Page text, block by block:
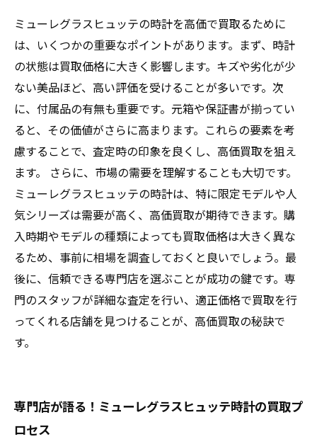
ミューレグラスヒュッテの時計を高価で買取るために
は、いくつかの重要なポイントがあります。まず、時計
の状態は買取価格に大きく影響します。キズや劣化が少
ない美品ほど、高い評価を受けることが多いです。次
に、付属品の有無も重要です。元箱や保証書が揃ってい
ると、その価値がさらに高まります。これらの要素を考
慮することで、査定時の印象を良くし、高価買取を狙え
ます。 さらに、市場の需要を理解することも大切です。
ミューレグラスヒュッテの時計は、特に限定モデルや人
気シリーズは需要が高く、高価買取が期待できます。購
入時期やモデルの種類によっても買取価格は大きく異な
るため、事前に相場を調査しておくと良いでしょう。最
後に、信頼できる専門店を選ぶことが成功の鍵です。専
門のスタッフが詳細な査定を行い、適正価格で買取を行
ってくれる店舗を見つけることが、高価買取の秘訣で
す。
専門店が語る！ミューレグラスヒュッテ時計の買取プ
ロセス